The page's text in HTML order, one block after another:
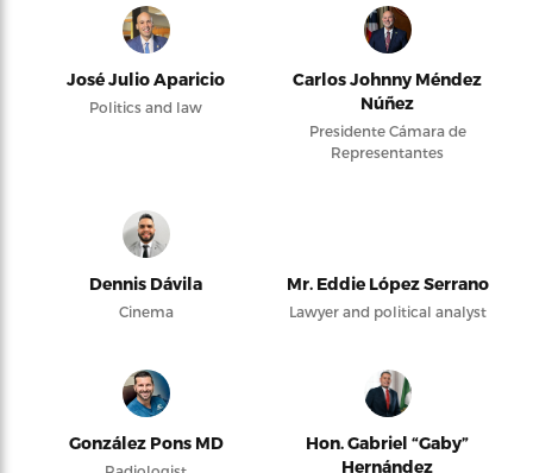
José Julio Aparicio
Politics and law
Carlos Johnny Méndez
Núñez
Presidente Cámara de
Representantes
Dennis Dávila
Cinema
Mr. Eddie López Serrano
Lawyer and political analyst
González Pons MD
Hon. Gabriel “Gaby”
Hernández